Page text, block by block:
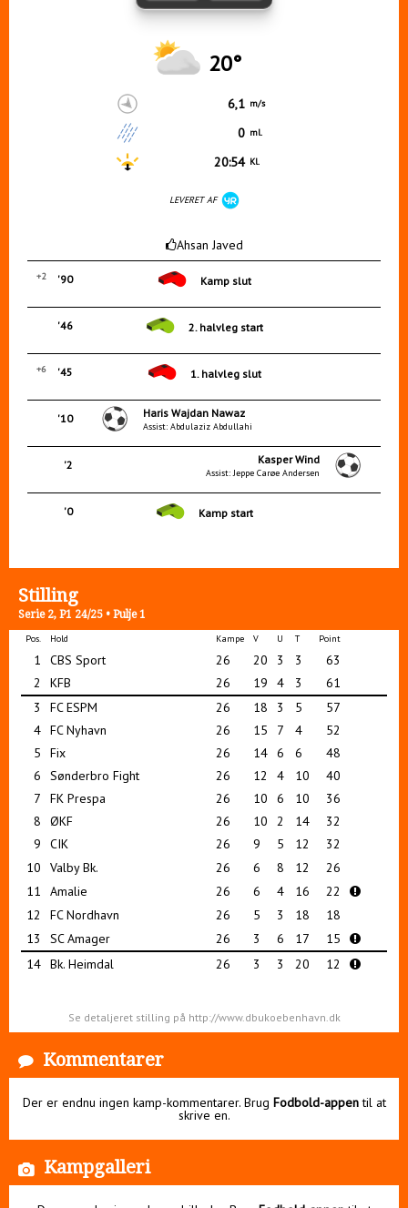
20°
6,1 m/s
0 ml.
20:54 Kl.
LEVERET AF
Ahsan Javed
'90
+2 Kamp slut
'46 2. halvleg start
'45
+6 1. halvleg slut
'10 Haris Wajdan Nawaz
Assist: Abdulaziz Abdullahi
'2 Kasper Wind
Assist: Jeppe Carøe Andersen
'0 Kamp start
Stilling
Serie 2, P1 24/25 • Pulje 1
Pos. Hold Kampe V U T Point
1 CBS Sport 26 20 3 3
63
2
KFB 26 19 4 3
61
3
FC ESPM 26 18 3 5
57
4 FC Nyhavn 26 15 7 4
52
5
Fix 26 14 6 6
48
6
Sønderbro Fight 26 12 4 10
40
7
FK Prespa 26 10 6 10
36
8
ØKF 26 10 2 14
32
9
CIK 26 9 5 12
32
10
Valby Bk. 26 6 8 12
26
11
Amalie 26 6 4 16
22
12
FC Nordhavn 26 5 3 18
18
13
SC Amager 26 3 6 17
15
14 Bk. Heimdal 26 3 3 20 12
Se detaljeret stilling på http://www.dbukoebenhavn.dk
Kommentarer
Der er endnu ingen kamp-kommentarer. Brug Fodbold-appentil at
skrive en.
Kampgalleri